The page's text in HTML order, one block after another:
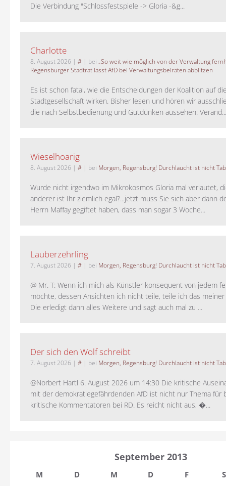
Die Verbindung "Schlossfestspiele -> Gloria -&g...
Charlotte
8. August 2026 | # | bei „So weit wie möglich von der Verwaltung
Regensburger Stadtrat lässt AfD bei Verwaltungsbeiräten abblitzen
Es ist schon fatal, wie die Entscheidungen der Koalition auf
Stadtgesellschaft wirken. Bisher lesen und hören wir
die nach Selbstbedienung und Gutdünken aussehen: Veränd...
Wieselhoarig
8. August 2026 | # | bei Morgen, Regensburg! Durchlaucht ist nicht
Wurde nicht irgendwo im Mikrokosmos Gloria mal verlautet,
anderer ist Ihr ziemlich egal?...jetzt muss Sie sich aber dann
Herrn Maffay gegiftet haben, dass man sogar 3 Woche...
Lauberzehrling
7. August 2026 | # | bei Morgen, Regensburg! Durchlaucht ist nicht
@ Mr. T: Wenn ich mich als Künstler konsequent von jedem
möchte, dessen Ansichten ich nicht teile, teile ich das
Die erledigt dann alles Weitere und sagt auch mal zu ...
Der sich den Wolf schreibt
7. August 2026 | # | bei Morgen, Regensburg! Durchlaucht ist nicht
@Norbert Hartl 6. August 2026 um 14:30 Die kritische
mit der demokratiegefährdenden AfD ist nicht nur Thema für
kritische Kommentatoren bei RD. Es reicht nicht aus, �...
September 2013
M D M D F S